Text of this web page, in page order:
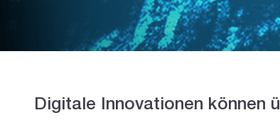
Digitale Innovationen können